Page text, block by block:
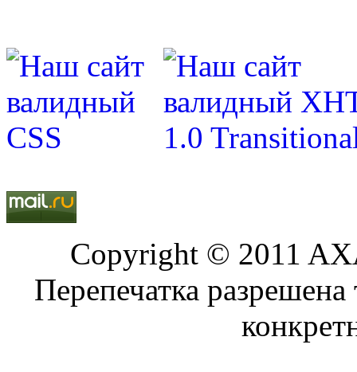
Copyright © 2011
Перепечатка